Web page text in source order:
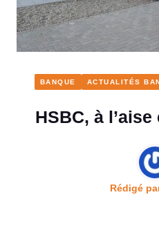
BANQUE ACTUALITÉS
HSBC, à
Rédigé